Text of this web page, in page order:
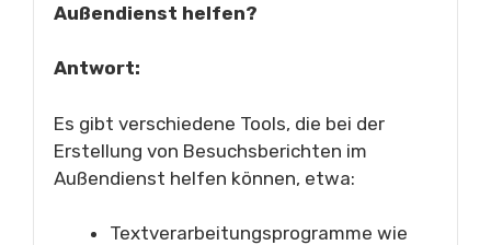
Außendienst helfen?
Antwort:
Es gibt verschiedene Tools, die bei der
Erstellung von Besuchsberichten im
Außendienst helfen können, etwa:
Textverarbeitungsprogramme wie